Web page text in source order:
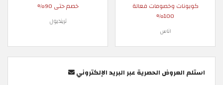
كوبونات وخصومات فعالة
100%
اناس
خصم حتى 90%
ترينديول
استلم العروض الحصرية عبر البريد الإلكتروني